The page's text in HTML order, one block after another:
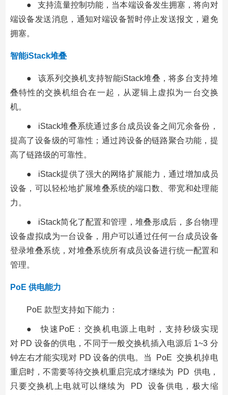
● 支持流量控制功能，当本端设备发生拥塞，将向对
端设备发送消息，通知对端设备暂时停止发送报文，避免
拥塞。
智能iStack堆叠
● 该系列交换机支持智能iStack堆叠，将多台支持堆
叠特性的交换机组合在一起，从逻辑上虚拟为一台交换
机。
● iStack堆叠系统通过多台成员设备之间冗余备份，
提高了设备级的可靠性；通过跨设备的链路聚合功能，提
高了链路级的可靠性。
● iStack提供了强大的网络扩展能力，通过增加成员
设备，可以轻松地扩展堆叠系统的端口数、带宽和处理能
力。
● iStack简化了配置和管理，堆叠形成后，多台物理
设备虚拟成为一台设备，用户可以通过任何一台成员设备
登录堆叠系统，对堆叠系统所有成员设备进行统一配置和
管理。
PoE 供电能力
PoE 款型支持如下能力：
● 快速PoE：交换机电源上电时，支持秒级实现
对 PD 设备的供电，不同于一般交换机插入电源后 1~3 分
钟左右才能实现对 PD 设备的供电。当 PoE 交换机掉电
重启时，不需要等待交换机重启完成才继续为 PD 供电，
只要交换机上电就可以继续为 PD 设备供电，极大缩